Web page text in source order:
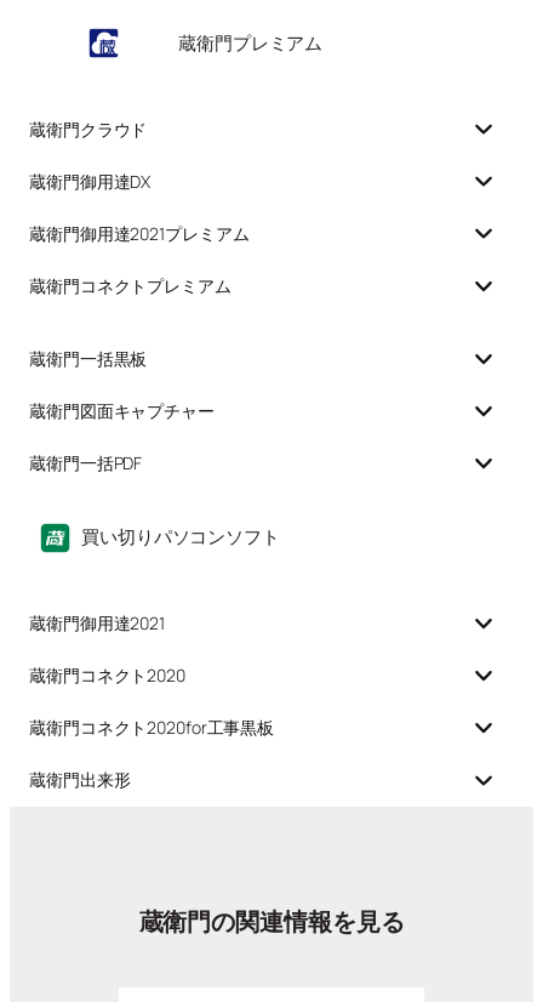
蔵衛門プレミアム
蔵衛門クラウド
蔵衛門御用達DX
蔵衛門御用達2021プレミアム
蔵衛門コネクトプレミアム
蔵衛門一括黒板
蔵衛門図面キャプチャー
蔵衛門一括PDF
買い切りパソコンソフト
蔵衛門御用達2021
蔵衛門コネクト2020
蔵衛門コネクト2020for工事黒板
蔵衛門出来形
蔵衛門の関連情報を見る